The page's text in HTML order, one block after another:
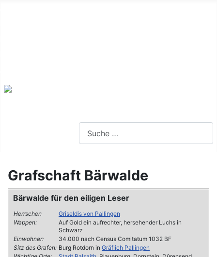
Grafschaft Bärwalde
Bärwalde für den eiligen Leser
Herrscher:
Griseldis von Pallingen
Wappen:
Auf Gold ein aufrechter, hersehender Luchs in
Schwarz
Einwohner:
34.000 nach Census Comitatum 1032 BF
Sitz des Grafen: Burg Rotdorn in Gräflich Pallingen